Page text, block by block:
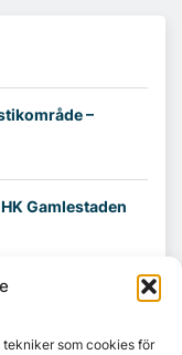
som cookies för
–
Gamlestaden
på Vasagatan